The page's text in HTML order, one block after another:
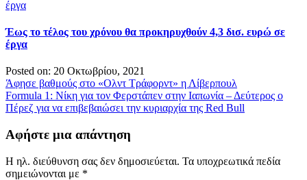
Έως το τέλος του χρόνου θα προκηρυχθούν 4,3 δισ. ευρώ σε
έργα
Posted on: 20 Οκτωβρίου, 2021
Πλοήγηση
άρθρων
Άφησε βαθμούς στο «Ολντ Τράφορντ» η Λίβερπουλ
Formula 1: Νίκη για τον Φερστάπεν στην Ιαπωνία – Δεύτερος ο
Πέρεζ για να επιβεβαιώσει την κυριαρχία της Red Bull
Αφήστε μια απάντηση
Η ηλ. διεύθυνση σας δεν δημοσιεύεται. Τα υποχρεωτικά πεδία
σημειώνονται με *